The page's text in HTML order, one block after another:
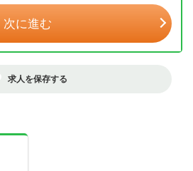
次に進む
求人を保存する